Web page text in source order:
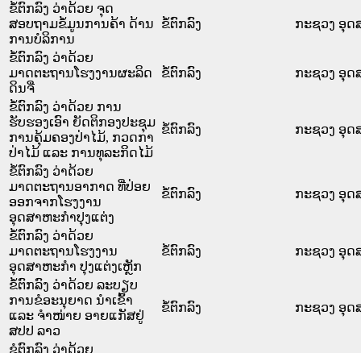
ຂໍ້ຕົກລົງ ວ່າດ້ວຍ ຈຸດ
ສອບຖາມຂໍ້ມູນການຄ້າ ດ້ານ
ການບໍລິການ
ຂໍ້ຕົກລົງ ກະຊວງ ອຸດ
ຂໍ້ຕົກລົງ ວ່າດ້ວຍ
ມາດຕະຖານໂຮງງານຜະລິດ
ດິນຈີ່
ຂໍ້ຕົກລົງ ກະຊວງ ອຸດ
ຂໍ້ຕົກລົງ ວ່າດ້ວຍ ການ
ຮັບຮອງເອົາ ຍັດຕິກອງປະຊຸມ
ການຄຸ້ມຄອງປ່າໄມ້, ກວດກາ
ປ່າໄມ້ ແລະ ການທຸລະກິດໄມ້
ຂໍ້ຕົກລົງ ກະຊວງ ອຸດ
ຂໍ້ຕົກລົງ ວ່າດ້ວຍ
ມາດຕະຖານອາກາດ ທີ່ປ່ອຍ
ອອກຈາກໂຮງງານ
ອຸດສາຫະກຳປຸງແຕ່ງ
ຂໍ້ຕົກລົງ ກະຊວງ ອຸດ
ຂໍ້ຕົກລົງ ວ່າດ້ວຍ
ມາດຕະຖານໂຮງງານ
ອຸດສາຫະກຳ ປຸງແຕ່ງເຫຼັກ
ຂໍ້ຕົກລົງ ກະຊວງ ອຸດ
ຂໍ້ຕົກລົງ ວ່າດ້ວຍ ລະບຽບ
ການຂໍອະນຸຍາດ ນຳເຂົ້າ
ແລະ ຈຳໜ່າຍ ອາຍແກັສຢູ່
ສປປ ລາວ
ຂໍ້ຕົກລົງ ກະຊວງ ອຸດ
ຂໍຕົກລົງ ວ່າດ້ວຍ